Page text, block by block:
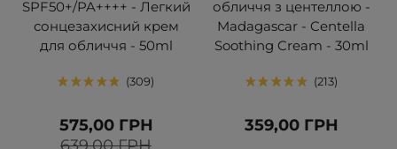
SPF50+/PA++++ - Легкий
сонцезахисний крем
для обличчя - 50ml
309
575,00 ГРН
обличчя з центеллою -
Madagascar - Centella
Soothing Cream - 30ml
213
359,00 ГРН